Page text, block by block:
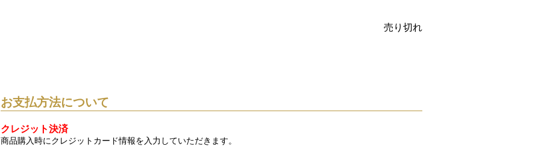
売り切れ
お支払方法について
クレジット決済
商品購入時にクレジットカード情報を入力していただきます。